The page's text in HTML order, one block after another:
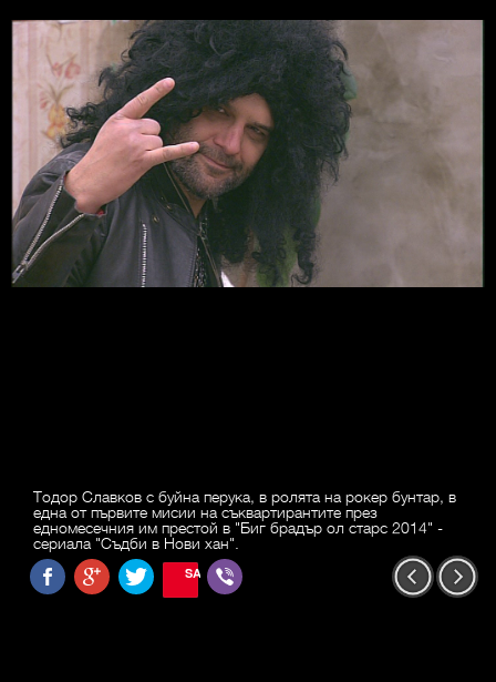
Тодор Славков с буйна перука, в ролята на рокер бунтар, в
една от първите мисии на съквартирантите през
едномесечния им престой в "Биг брадър ол старс 2014" -
сериала "Съдби в Нови хан".
SAVE